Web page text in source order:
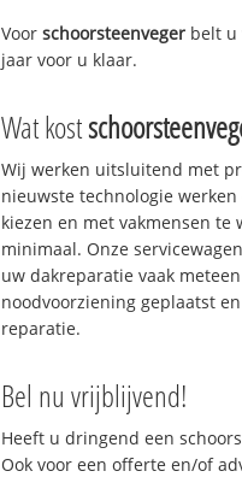
Voorschoorsteenveger belt u
jaar voor u klaar.
Wat kost
Wij werken uitsluitend met
nieuwste technologie
kiezen en met vakmensen
minimaal. Onze
uw dakreparatie vaak
noodvoorziening geplaatst
reparatie.
Bel nu vrijblijvend!
Heeft u dringend een
Ook voor een offerte en/of